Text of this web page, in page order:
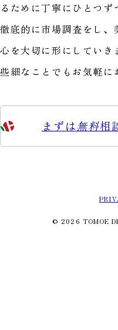
るために丁寧にひとつず
徹底的に市場調査をし、
心を大切に形にしていき
些細なことでもお気軽に
まずは無料相
© 2026 TOMOE